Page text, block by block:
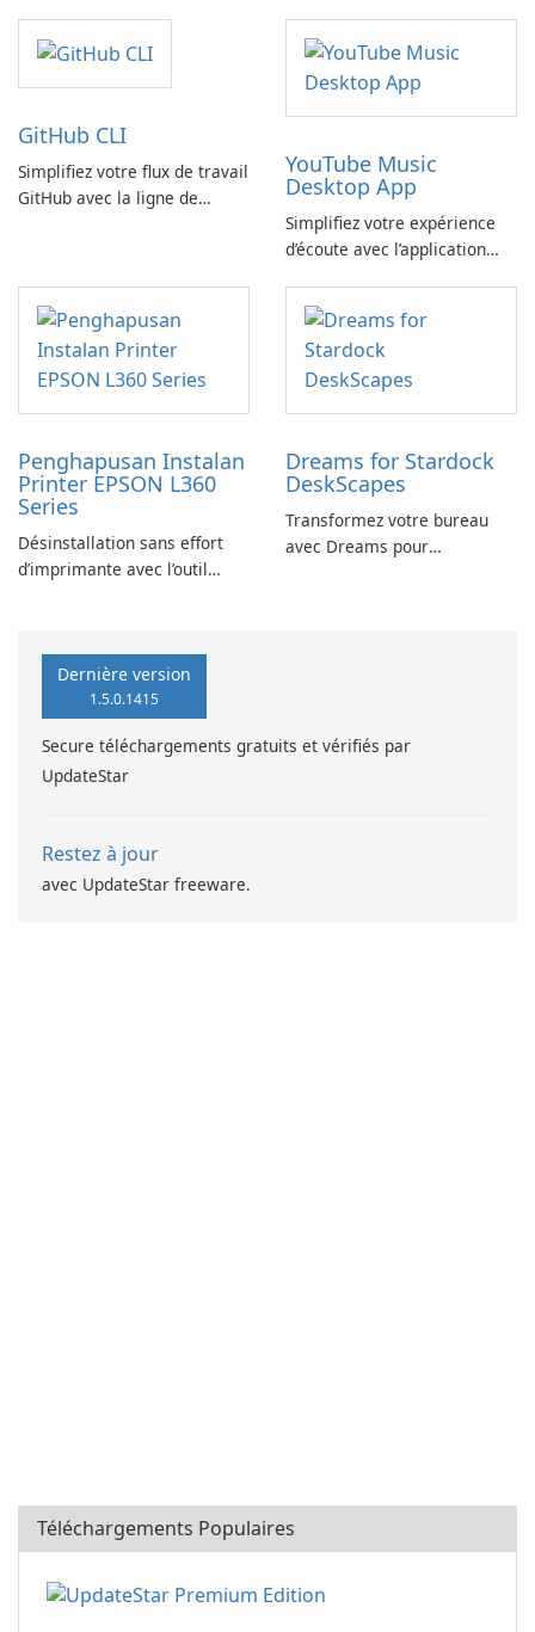
GitHub CLI
Simplifiez votre flux de travail
GitHub avec la ligne de
YouTube Music
Desktop App
Simplifiez votre expérience
d’écoute avec l’application
Penghapusan Instalan
Printer EPSON L360
Series
Désinstallation sans effort
d’imprimante avec l’outil
Dreams for Stardock
DeskScapes
Transformez votre bureau
avec Dreams pour
Dernière version
1.5.0.1415
Secure téléchargements gratuits et vérifiés par
UpdateStar
Restez à jour
avec UpdateStar freeware.
Téléchargements Populaires